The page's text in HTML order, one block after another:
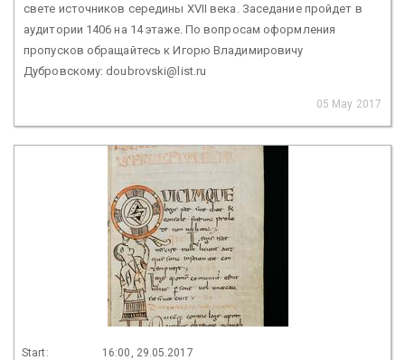
свете источников середины XVII века. Заседание пройдет в
аудитории 1406 на 14 этаже. По вопросам оформления
пропусков обращайтесь к Игорю Владимировичу
Дубровскому: doubrovski@list.ru
05 May 2017
Start: 16:00, 29.05.2017